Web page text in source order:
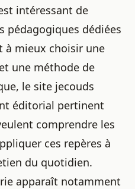
intéressant de
pédagogiques dédiées
à mieux choisir une
une méthode de
le site jecouds
éditorial pertinent
comprendre les
ces repères à
du quotidien.
apparaît notamment